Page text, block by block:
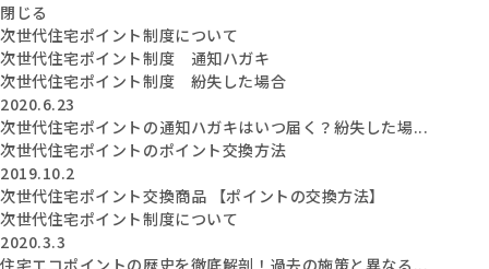
閉じる
次世代住宅ポイント制度について
次世代住宅ポイント制度 通知ハガキ
次世代住宅ポイント制度 紛失した場合
2020.6.23
次世代住宅ポイントの通知ハガキはいつ届く？紛失した場...
次世代住宅ポイントのポイント交換方法
2019.10.2
次世代住宅ポイント交換商品 【ポイントの交換方法】
次世代住宅ポイント制度について
2020.3.3
住宅エコポイントの歴史を徹底解剖！過去の施策と異なる...